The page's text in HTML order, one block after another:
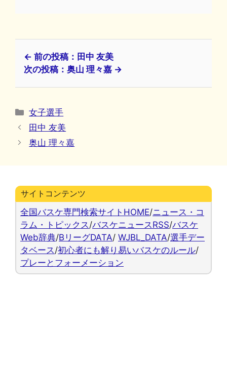
← 前の投稿：田中 友美
次の投稿：奥山 理々嘉 →
カ
テ
リ
女子選手
田中 友美
奥山 理々嘉
サイトコンテンツ
全国バスケ専門検索サイトHOME/ニュース・コ
ラム・トピックス /バスケニュースRSS/バスケ
Web辞典/BリーグDATA/ WJBL_DATA/選手デー
タベース /初心者にも解り易いバスケのルール/
プレーとフォーメーション